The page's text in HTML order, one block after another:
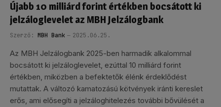
Újabb 10 milliárd forint értékben bocsátott ki
jelzáloglevelet az MBH Jelzálogbank
Szerző: MBH Bank 2025.06.25.
Az MBH Jelzálogbank 2025-ben harmadik alkalommal
bocsátott ki jelzáloglevelet, ezúttal 10 milliárd forint
értékben, miközben a befektetők élénk érdeklődést
mutattak. A változó kamatozású kötvények iránti kereslet
erős, ami elősegíti a jelzáloghitelezés további bővülését a